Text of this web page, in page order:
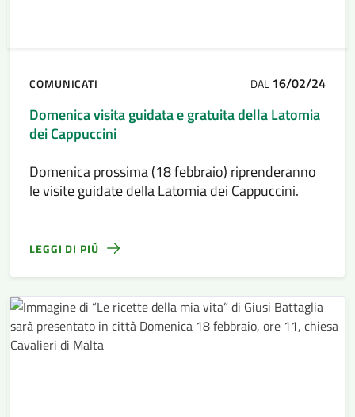
COMUNICATI DAL16/02/24
Domenica visita guidata e gratuita della Latomia
dei Cappuccini
Domenica prossima (18 febbraio) riprenderanno
le visite guidate della Latomia dei Cappuccini.
LEGGI DI PIÙ